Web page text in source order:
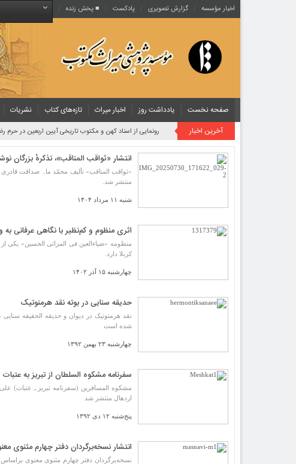
اخبار مؤسسه گزارش تصویری پادکست‌ ■ پخش زنده
صفحه نخست یادداشت روز اخبار میراث تازه‌های کتاب نشریات
آخرین اخبار
کتیبه‌های ۶۰۰ ساله فارسی در هندوستان
انتشار «ثواقب المناقب»، تذکرهٔ بزرگان
منتشر شد.
شنبه ۱۱ مرداد ۱۴۰۴
اثری منظوم و کم‌نظیر با نگاهی عرفانی به
منظومه «ضیاءالعین فی المراثی الحسین» یکی
کربلا دارد.
چهارشنبه ۱۵ آذر ۱۴۰۲
حدیقه سنایی در بوته نقد هرمنوتیک
نقد هرمنوتیک در دیوان و حدیقه الحقیقه
شده است
چهارشنبه ۲۳ بهمن ۱۳۹۲
سفرنامه مشکوه السلطان از تبریز به عتبات
مشکوه المسافرین (سفرنامه تبریز ـ عتبات)
اردهال منتشر شد
پنج‌شنبه ۱۲ دی ۱۳۹۲
انتشار نسخه‌برگردان دفتر چهارم مثنوی
نسخه‌برگردان دفتر چهارم مثنوی معنوی